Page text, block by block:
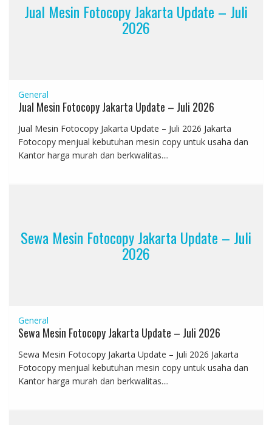
Jual Mesin Fotocopy Jakarta Update – Juli
2026
General
Jual Mesin Fotocopy Jakarta Update – Juli 2026
Jual Mesin Fotocopy Jakarta Update – Juli 2026 Jakarta
Fotocopy menjual kebutuhan mesin copy untuk usaha dan
Kantor harga murah dan berkwalitas....
Sewa Mesin Fotocopy Jakarta Update – Juli
2026
General
Sewa Mesin Fotocopy Jakarta Update – Juli 2026
Sewa Mesin Fotocopy Jakarta Update – Juli 2026 Jakarta
Fotocopy menjual kebutuhan mesin copy untuk usaha dan
Kantor harga murah dan berkwalitas....